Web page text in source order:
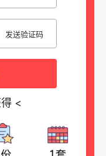
发送验证码
<